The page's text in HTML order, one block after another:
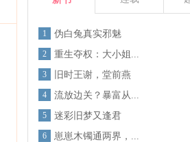
1 伪白兔真实邪魅
2 重生夺权：大小姐...
3 旧时王谢，堂前燕
4 流放边关？暴富从...
5 迷彩旧梦又逢君
6 崽崽木镯通两界，...